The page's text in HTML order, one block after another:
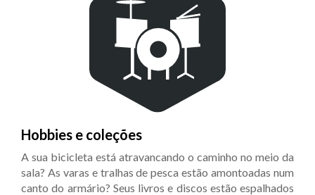
Hobbies e coleções
A sua bicicleta está atravancando o caminho no meio da
sala? As varas e tralhas de pesca estão amontoadas num
canto do armário? Seus livros e discos estão espalhados